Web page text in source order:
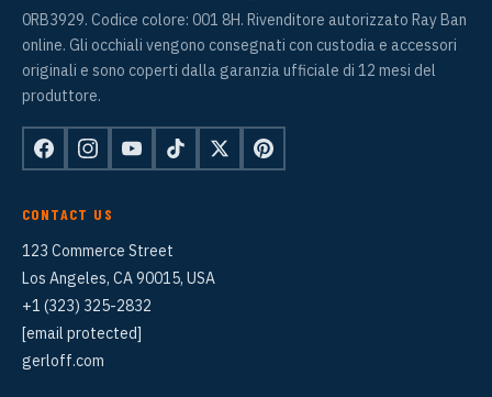
0RB3929. Codice colore: 001 8H. Rivenditore autorizzato Ray Ban
online. Gli occhiali vengono consegnati con custodia e accessori
originali e sono coperti dalla garanzia ufficiale di 12 mesi del
produttore.
CONTACT US
123 Commerce Street
Los Angeles, CA 90015, USA
+1 (323) 325-2832
[email protected]
gerloff.com